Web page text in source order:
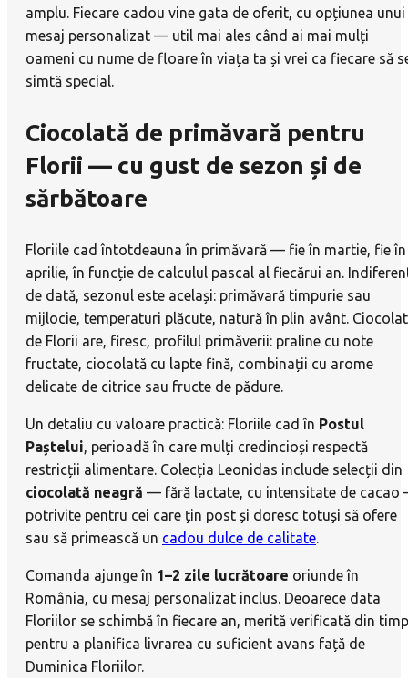
amplu. Fiecare cadou vine gata de oferit, cu opțiunea unui
mesaj personalizat — util mai ales când ai mai mulți
oameni cu nume de floare în viața ta și vrei ca fiecare să
simtă special.
Ciocolată de primăvară pentru
Florii — cu gust de sezon și de
sărbătoare
Floriile cad întotdeauna în primăvară — fie în martie, fie în
aprilie, în funcție de calculul pascal al fiecărui an.
de dată, sezonul este același: primăvară timpurie sau
mijlocie, temperaturi plăcute, natură în plin avânt.
de Florii are, firesc, profilul primăverii: praline cu note
fructate, ciocolată cu lapte fină, combinații cu arome
delicate de citrice sau fructe de pădure.
Un detaliu cu valoare practică: Floriile cad în Postul
Paștelui, perioadă în care mulți credincioși respectă
restricții alimentare. Colecția Leonidas include selecții din
ciocolată neagră — fără lactate, cu intensitate de cacao
potrivite pentru cei care țin post și doresc totuși să ofere
sau să primească un cadou dulce de calitate.
Comanda ajunge în 1–2 zile lucrătoare oriunde în
România, cu mesaj personalizat inclus. Deoarece data
Floriilor se schimbă în fiecare an, merită verificată din timp
pentru a planifica livrarea cu suficient avans față de
Duminica Floriilor.